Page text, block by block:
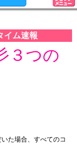
イム速報
３つの
た場合、すべてのコ